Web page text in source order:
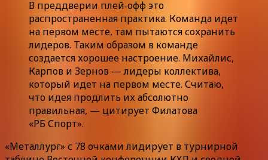
В преддверии плей‑офф это
распространенная практика. Команда идет
на первом месте, там пытаются сохранить
лидеров. Таким образом в команде
создается хорошее настроение. Михайлис,
Карпов и Зернов — лидеры коллектива,
который идет на первом месте. Считаю,
что идея продлить их абсолютно
правильная, — цитирует Филатова
«РБ Спорт».
«Металлург» с 78 очками лидирует в турнирной